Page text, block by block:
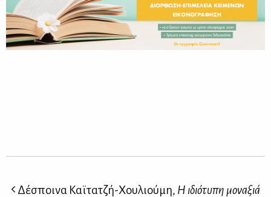
Δέσποινα Καϊτατζή-Χουλιούμη, Η ιδιότυπη μοναξιά